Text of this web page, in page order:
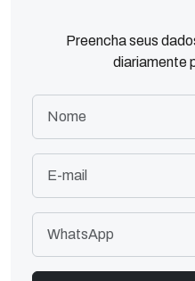
Preencha seus
diariamente